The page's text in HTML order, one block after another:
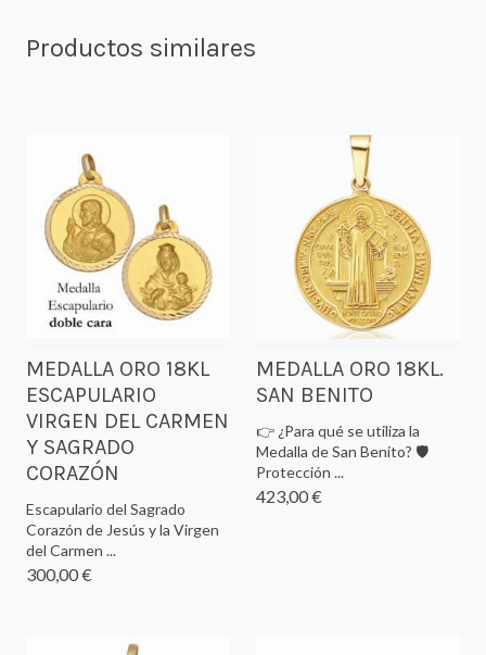
Productos similares
MEDALLA ORO 18KL
ESCAPULARIO
VIRGEN DEL CARMEN
Y SAGRADO
CORAZÓN
Escapulario del Sagrado
Corazón de Jesús y la Virgen
del Carmen ...
300,00 €
MEDALLA ORO 18KL.
SAN BENITO
👉 ¿Para qué se utiliza la
Medalla de San Benito? 🛡️
Protección ...
423,00 €